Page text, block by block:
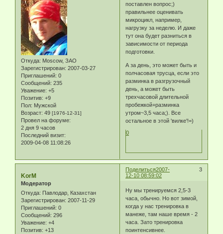
Откуда: Moscow, ЗАО
Зарегистрирован: 2007-03-27
Приглашений: 0
Сообщений: 235
Уважение: +5
Позитив: +9
Пол: Мужской
Возраст: 49 [1976-12-31]
Провел на форуме:
2 дня 9 часов
Последний визит:
2009-04-08 11:08:26
поставлен вопрос;)
правильнее оценивать
микроцикл, например,
нагрузку за неделю. И даже
тут она будет разниться в
зависимости от периода
подготовки.
А за день, это может быть и
полчасовая трусца, если это
разминка в разгрузочный
день, а может быть
трехчасовой длительной
пробежкой+разминка
утром~3,5 часа;). Все
остальное в этой 'вилке'!=)
0
Поделиться 3
2007-
12-10 08:59:02
KorM
Модератор
Откуда: Павлодар, Казахстан
Зарегистрирован: 2007-11-29
Приглашений: 0
Сообщений: 296
Уважение: +4
Позитив: +13
Ну мы тренируемся 2,5-3
часа, обычно. Но вот зимой,
когда у нас тренировка в
манеже, там наше время - 2
часа. Зато тренировка
поинтенсивнее.